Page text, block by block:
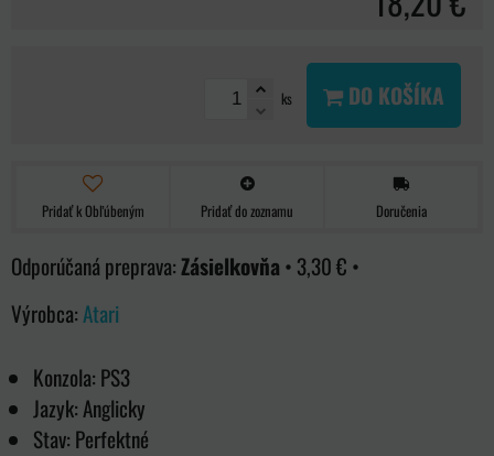
ks DO KOŠÍKA
Pridať k Obľúbeným Pridať do zoznamu Doručenia
Zásielkovňa • 3,30 € •
Výrobca: Atari
Konzola: PS3
Jazyk: Anglicky
Stav: Perfektné